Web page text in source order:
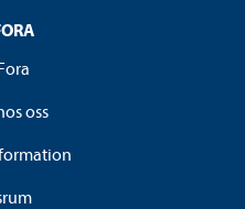
oss